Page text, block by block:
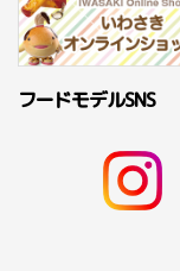
フードモデルSNS